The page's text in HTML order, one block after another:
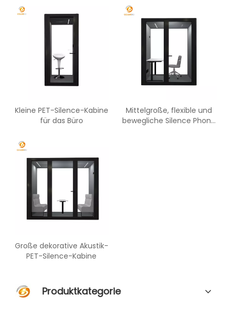
Kleine PET-Silence-Kabine
für das Büro
Mittelgroße, flexible und
bewegliche Silence Phone
Große dekorative Akustik-
PET-Silence-Kabine
Produktkategorie